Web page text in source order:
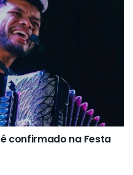
confirmado na Festa